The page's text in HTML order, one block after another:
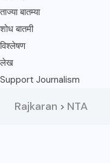
ताज्या बातम्या
शोध बातमी
विश्लेषण
लेख
Support Journalism
Rajkaran > NTA